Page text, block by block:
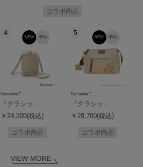
コラボ商品
4
予約
NEW
Samantha T...
『クラシッ...
￥24,200(税込)
コラボ商品
5
予約
NEW
Samantha T...
『クラシッ...
￥29,700(税込)
コラボ商品
VIEW MORE